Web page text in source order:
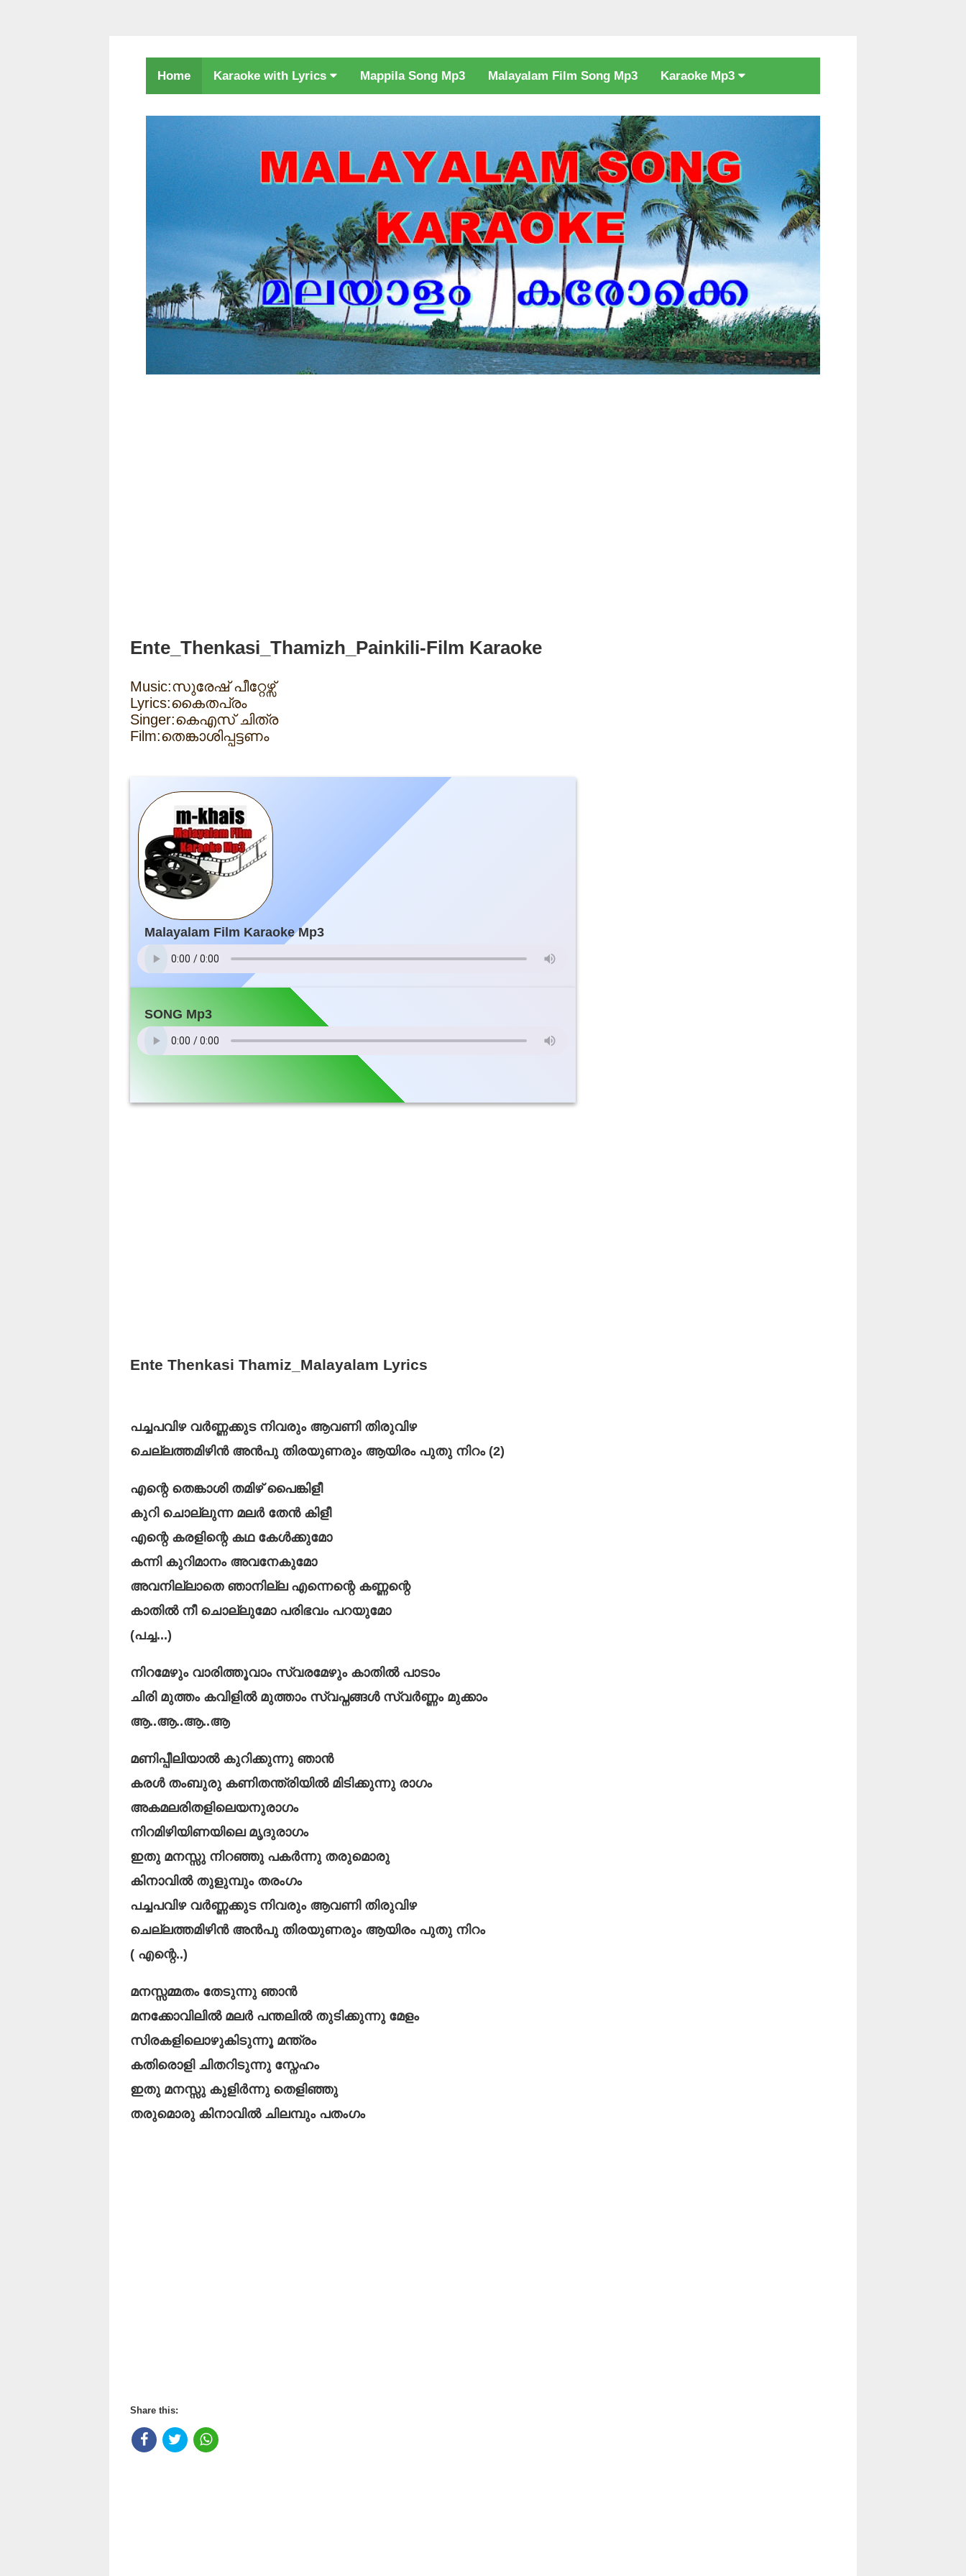
Home Karaoke with Lyrics Mappila Song Mp3 Malayalam Film Song Mp3 Karaoke Mp3
Ente_Thenkasi_Thamizh_Painkili-Film Karaoke
Music:സുരേഷ് പീറ്റേഴ്സ്
Lyrics:കൈതപ്രം
Singer:കെഎസ് ചിത്ര
Film:തെങ്കാശിപ്പട്ടണം
Malayalam Film Karaoke Mp3
SONG Mp3
Ente Thenkasi Thamiz_Malayalam Lyrics
പച്ചപവിഴ വർണ്ണക്കുട നിവരും ആവണി തിരുവിഴ
ചെല്ലത്തമിഴിൻ അൻപു തിരയുണരും ആയിരം പുതു നിറം (2)
എന്റെ തെങ്കാശി തമിഴ് പൈങ്കിളീ
കുറി ചൊല്ലുന്ന മലർ തേൻ കിളീ
എന്റെ കരളിന്റെ കഥ കേൾക്കുമോ
കന്നി കുറിമാനം അവനേകുമോ
അവനില്ലാതെ ഞാനില്ല എന്നെന്റെ കണ്ണന്റെ
കാതിൽ നീ ചൊല്ലുമോ പരിഭവം പറയുമോ
(പച്ച...)
നിറമേഴും വാരിത്തൂവാം സ്വരമേഴും കാതിൽ പാടാം
ചിരി മുത്തം കവിളിൽ മുത്താം സ്വപ്നങ്ങൾ സ്വർണ്ണം മുക്കാം
ആ..ആ..ആ..ആ
മണിപ്പീലിയാൽ കുറിക്കുന്നു ഞാൻ
കരൾ തംബുരു കണിതന്ത്രിയിൽ മിടിക്കുന്നു രാഗം
അകമലരിതളിലെയനുരാഗം
നിറമിഴിയിണയിലെ മൃദുരാഗം
ഇതു മനസ്സു നിറഞ്ഞു പകർന്നു തരുമൊരു
കിനാവിൽ തുളുമ്പും തരംഗം
പച്ചപവിഴ വർണ്ണക്കുട നിവരും ആവണി തിരുവിഴ
ചെല്ലത്തമിഴിൻ അൻപു തിരയുണരും ആയിരം പുതു നിറം
( എന്റെ..)
മനസ്സമ്മതം തേടുന്നു ഞാൻ
മനക്കോവിലിൽ മലർ പന്തലിൽ തുടിക്കുന്നു മേളം
സിരകളിലൊഴുകിടുന്നൂ മന്ത്രം
കതിരൊളി ചിതറിടുന്നു സ്നേഹം
ഇതു മനസ്സു കുളിർന്നു തെളിഞ്ഞു
തരുമൊരു കിനാവിൽ ചിലമ്പും പതംഗം
Share this: